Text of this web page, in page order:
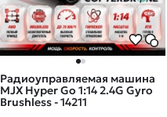
Радиоуправляемая машина
MJX Hyper Go 1:14 2.4G Gyro
Brushless - 14211